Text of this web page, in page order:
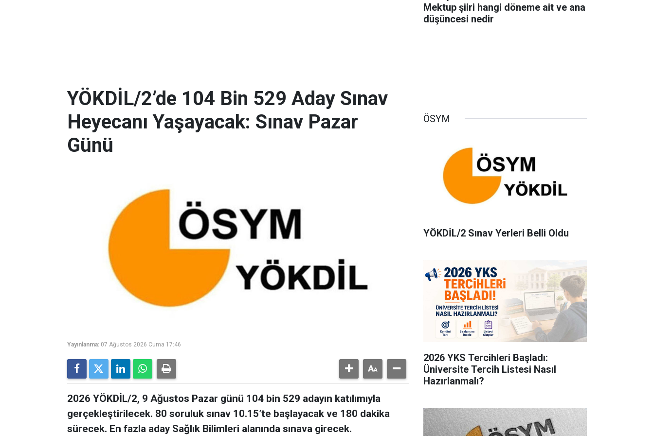
Mektup şiiri hangi döneme ait ve ana
düşüncesi nedir
YÖKDİL/2’de 104 Bin 529 Aday Sınav
Heyecanı Yaşayacak: Sınav Pazar
Günü
Yayınlanma: 07 Ağustos 2026 Cuma 17:46
2026 YÖKDİL/2, 9 Ağustos Pazar günü 104 bin 529 adayın katılımıyla
gerçekleştirilecek. 80 soruluk sınav 10.15’te başlayacak ve 180 dakika
sürecek. En fazla aday Sağlık Bilimleri alanında sınava girecek.
ÖSYM
YÖKDİL/2 Sınav Yerleri Belli Oldu
2026 YKS Tercihleri Başladı:
Üniversite Tercih Listesi Nasıl
Hazırlanmalı?